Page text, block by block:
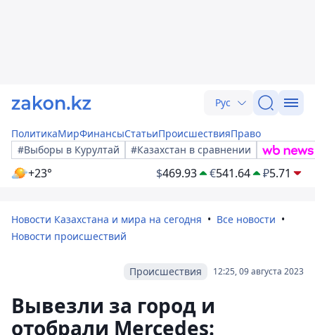
Рус
ПолитикаМирФинансыСтатьиПроисшествияПраво
#Выборы в Курултай
#Казахстан в сравнении
+23° $469.93 €541.64 ₽5.71
Новости Казахстана и мира на сегодня
Все новости
Новости происшествий
12:25, 09 августа 2023
Происшествия
Вывезли за город и
отобрали Mеrcedes: